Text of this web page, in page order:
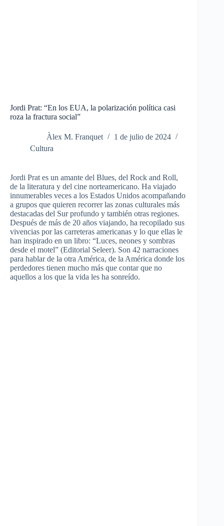
Jordi Prat: “En los EUA, la polarización política casi
roza la fractura social”
Àlex M. Franquet
1 de julio de 2024
Cultura
Jordi Prat es un amante del Blues, del Rock and Roll,
de la literatura y del cine norteamericano. Ha viajado
innumerables veces a los Estados Unidos acompañando
a grupos que quieren recorrer las zonas culturales más
destacadas del Sur profundo y también otras regiones.
Después de más de 20 años viajando, ha recopilado sus
vivencias por las carreteras americanas y lo que ellas le
han inspirado en un libro: “Luces, neones y sombras
desde el motel” (Editorial Seleer). Son 42 narraciones
para hablar de la otra América, de la América donde los
perdedores tienen mucho más que contar que no
aquellos a los que la vida les ha sonreído.